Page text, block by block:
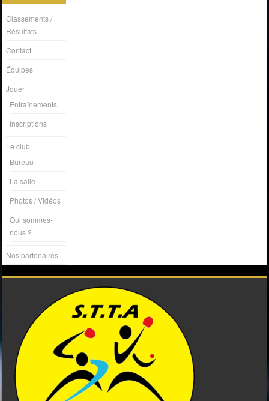
Classements /
Résultats
Contact
Équipes
Jouer
Entraînements
Inscriptions
Le club
Bureau
La salle
Photos / Vidéos
Qui sommes-
nous ?
Nos partenaires